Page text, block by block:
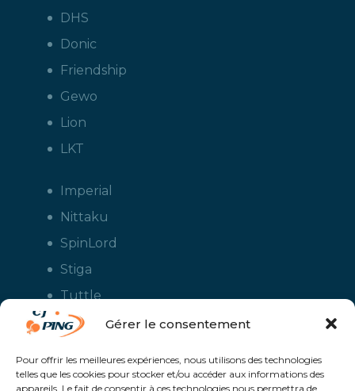
Gérer le consentement
Pour offrir les meilleures expériences, nous utilisons des technologies
telles que les cookies pour stocker et/ou accéder aux informations des
appareils. Le fait de consentir à ces technologies nous permettra de
DHS
Donic
Friendship
Gewo
Lion
LKT
Imperial
Nittaku
SpinLord
Stiga
Tuttle
Xiom